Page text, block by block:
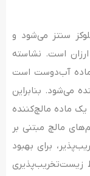
سنتز می‌شود و
است. نشاسته
ماده آب‌دوست است
بنابراین
یک ماده مالچ‌کننده
مالچ‌ مبتنی بر
برای بهبود
زیست‌تخریب‌پذیری